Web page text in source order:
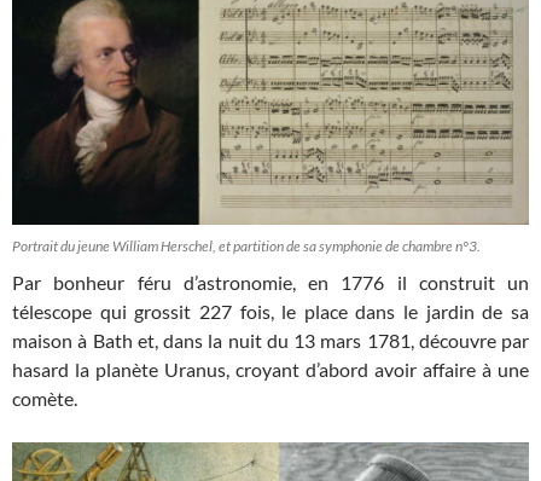
Portrait du jeune William Herschel, et partition de sa symphonie de chambre n°3.
Par bonheur féru d’astronomie, en 1776 il construit un
télescope qui grossit 227 fois, le place dans le jardin de sa
maison à Bath et, dans la nuit du 13 mars 1781, découvre par
hasard la planète Uranus, croyant d’abord avoir affaire à une
comète.